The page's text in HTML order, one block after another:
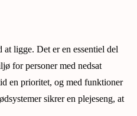
ligge. Det er en essentiel del
for personer med nedsat
en prioritet, og med funktioner
sikrer en plejeseng, at